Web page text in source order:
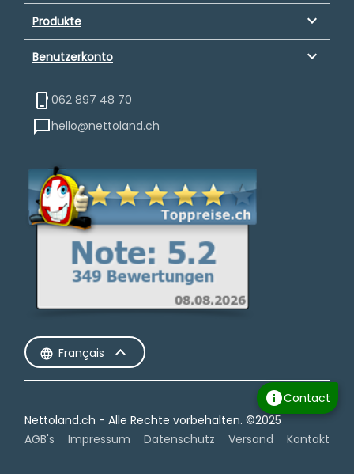
Produkte keyboard_arrow_down
Benutzerkonto keyboard_arrow_down
062 897 48 70
hello@nettoland.ch
Français
Nettoland.ch - Alle Rechte vorbehalten.​ ©2025
AGB's
Impressum Datenschutz Versand Kontakt
infoContact